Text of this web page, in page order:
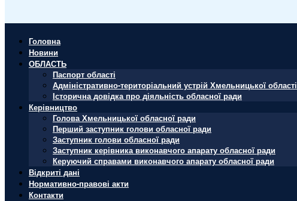
Головна
Новини
ОБЛАСТЬ
Паспорт області
Адміністративно-територіальний устрій Хмельницької області
Історична довідка про діяльність обласної ради
Керівництво
Голова Хмельницької обласної ради
Перший заступник голови обласної ради
Заступник голови обласної ради
Заступник керівника виконавчого апарату обласної ради
Керуючий справами виконавчого апарату обласної ради
Відкриті дані
Нормативно-правові акти
Контакти